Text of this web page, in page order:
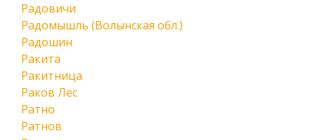
Радовичи
Радомышль (Волынская обл.)
Радошин
Ракита
Ракитница
Раков Лес
Ратно
Ратнов